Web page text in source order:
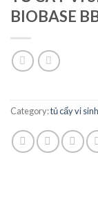
BIOBASE
Category:tủ cấy vi sinh